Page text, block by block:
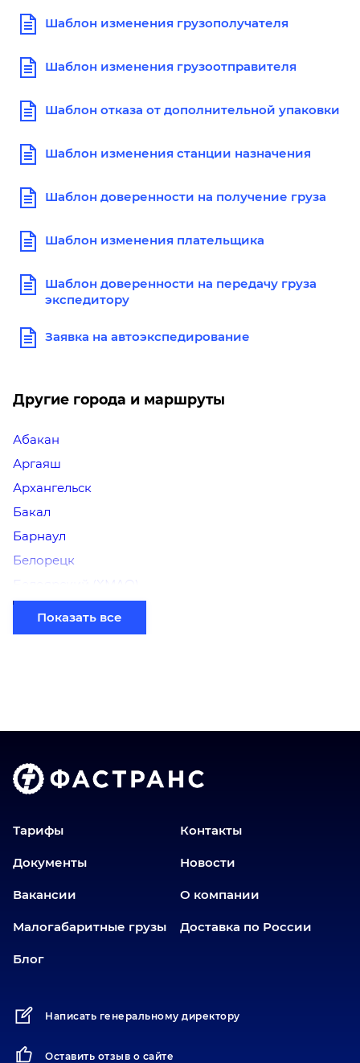
Шаблон изменения грузополучателя
Шаблон изменения грузоотправителя
Шаблон отказа от дополнительной упаковки
Шаблон изменения станции назначения
Шаблон доверенности на получение груза
Шаблон изменения плательщика
Шаблон доверенности на передачу груза
экспедитору
Заявка на автоэкспедирование
Другие города и маршруты
Абакан
Аргаяш
Архангельск
Бакал
Барнаул
Белорецк
Белоярский (ХМАО)
Березники
Бийск
Волгоград
Донецк
Еманжелинск
Заводоуковск
Златоуст
Иваново
Казань
Калининград
Показать все
Тарифы Контакты
Документы Новости
Вакансии О компании
Малогабаритные грузы Доставка по России
Блог
Написать генеральному директору
Оставить отзыв о сайте